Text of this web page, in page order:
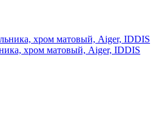
хром матовый, Aiger, IDDIS